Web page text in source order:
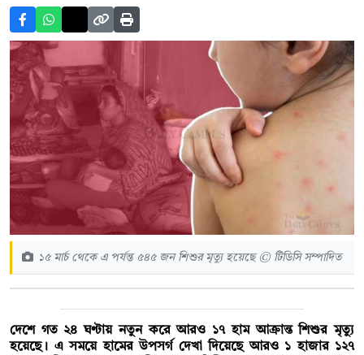
১৫ মার্চ থেকে এ পর্যন্ত ৫৪৫ জন শিশুর মৃত্যু হয়েছে © টিডিসি সম্পাদিত
দেশে গত ২৪ ঘণ্টায় নতুন করে আরও ১৭ হাম আক্রান্ত শিশুর মৃত্যু
হয়েছে। এ সময়ে হামের উপসর্গ দেখা দিয়েছে আরও ১ হাজার ১২৭